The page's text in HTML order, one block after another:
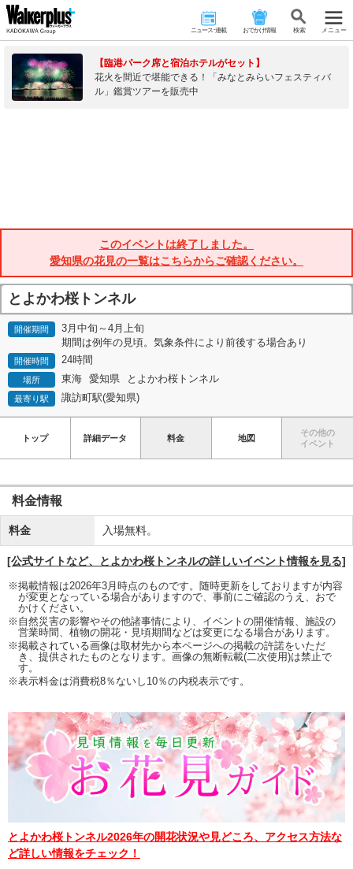
ニュース･連載 おでかけ情報 検 索 メニュー
【臨港パーク席と宿泊ホテルがセット】
花火を間近で堪能できる！「みなとみらいフェスティバ
ル」鑑賞ツアーを販売中
このイベントは終了しました。
愛知県の花見の一覧はこちらからご確認ください。
とよかわ桜トンネル
開催期間
3月中旬～4月上旬
期間は例年の見頃。気象条件により前後する場合あり
開催時間 24時間
場所 東海 愛知県 とよかわ桜トンネル
最寄り駅 諏訪町駅(愛知県)
トップ 詳細データ 料金 地図
その他の
イベント
料金情報
料金 入場無料。
[公式サイトなど、とよかわ桜トンネルの詳しいイベント情報を見る]
※掲載情報は2026年3月時点のものです。随時更新をしておりますが内容
が変更となっている場合がありますので、事前にご確認のうえ、おで
かけください。
※自然災害の影響やその他諸事情により、イベントの開催情報、施設の
営業時間、植物の開花・見頃期間などは変更になる場合があります。
※掲載されている画像は取材先から本ページへの掲載の許諾をいただ
き、提供されたものとなります。画像の無断転載(二次使用)は禁止で
す。
※表示料金は消費税8％ないし10％の内税表示です。
とよかわ桜トンネル2026年の開花状況や見どころ、アクセス方法な
ど詳しい情報をチェック！